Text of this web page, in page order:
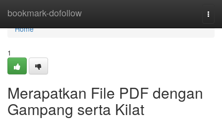
bookmark-dofollow
Home
Home
1
Merapatkan File PDF dengan
Gampang serta Kilat